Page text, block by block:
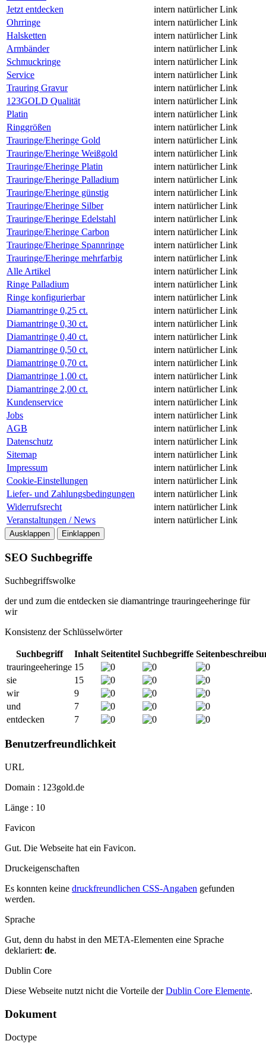
Jetzt entdecken
intern natürlicher Link
Ohrringe
intern natürlicher Link
Halsketten
intern natürlicher Link
Armbänder
intern natürlicher Link
Schmuckringe
intern natürlicher Link
Service
intern natürlicher Link
Trauring Gravur
intern natürlicher Link
123GOLD Qualität
intern natürlicher Link
Platin
intern natürlicher Link
Ringgrößen
intern natürlicher Link
Trauringe/Eheringe Gold
intern natürlicher Link
Trauringe/Eheringe Weißgold
intern natürlicher Link
Trauringe/Eheringe Platin
intern natürlicher Link
Trauringe/Eheringe Palladium
intern natürlicher Link
Trauringe/Eheringe günstig
intern natürlicher Link
Trauringe/Eheringe Silber
intern natürlicher Link
Trauringe/Eheringe Edelstahl
intern natürlicher Link
Trauringe/Eheringe Carbon
intern natürlicher Link
Trauringe/Eheringe Spannringe
intern natürlicher Link
Trauringe/Eheringe mehrfarbig
intern natürlicher Link
Alle Artikel
intern natürlicher Link
Ringe Palladium
intern natürlicher Link
Ringe konfigurierbar
intern natürlicher Link
Diamantringe 0,25 ct.
intern natürlicher Link
Diamantringe 0,30 ct.
intern natürlicher Link
Diamantringe 0,40 ct.
intern natürlicher Link
Diamantringe 0,50 ct.
intern natürlicher Link
Diamantringe 0,70 ct.
intern natürlicher Link
Diamantringe 1,00 ct.
intern natürlicher Link
Diamantringe 2,00 ct.
intern natürlicher Link
Kundenservice
intern natürlicher Link
Jobs
intern natürlicher Link
AGB
intern natürlicher Link
Datenschutz
intern natürlicher Link
Sitemap
intern natürlicher Link
Impressum
intern natürlicher Link
Cookie-Einstellungen
intern natürlicher Link
Liefer- und Zahlungsbedingungen
intern natürlicher Link
Widerrufsrecht
intern natürlicher Link
Veranstaltungen / News
intern natürlicher Link
Ausklappen Einklappen
SEO Suchbegriffe
Suchbegriffswolke
der und zum die entdecken sie diamantringe trauringeeheringe für
wir
Konsistenz der Schlüsselwörter
Suchbegriff Inhalt Seitentitel Suchbegriffe
trauringeeheringe 15
sie
15
wir
9
und
7
entdecken
7
Benutzerfreundlichkeit
URL
Domain : 123gold.de
Länge : 10
Favicon
Gut. Die Webseite hat ein Favicon.
Druckeigenschaften
Es konnten keine druckfreundlichen CSS-Angaben gefunden
werden.
Sprache
Gut, denn du habst in den META-Elementen eine Sprache
deklariert: de.
Dublin Core
Diese Webseite nutzt nicht die Vorteile derDublin Core Elemente.
Dokument
Doctype